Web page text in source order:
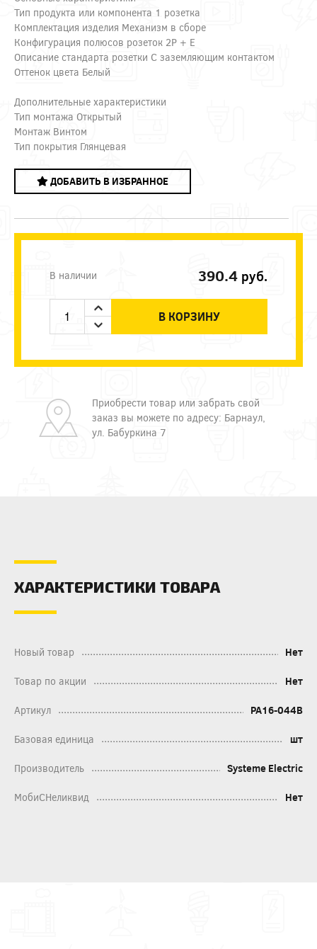
Тип продукта или компонента 1 розетка
Комплектация изделия Механизм в сборе
Конфигурация полюсов розеток 2P + E
Описание стандарта розетки С заземляющим контактом
Оттенок цвета Белый
Дополнительные характеристики
Тип монтажа Открытый
Монтаж Винтом
Тип покрытия Глянцевая
ДОБАВИТЬ В ИЗБРАННОЕ
В наличии 390.4 руб.
В КОРЗИНУ
Приобрести товар или забрать свой
заказ вы можете по адресу: Барнаул,
ул. Бабуркина 7
ХАРАКТЕРИСТИКИ ТОВАРА
Новый товар Нет
Товар по акции Нет
Артикул PA16-044B
Базовая единица шт
Производитель Systeme Electric
МобиСНеликвид Нет